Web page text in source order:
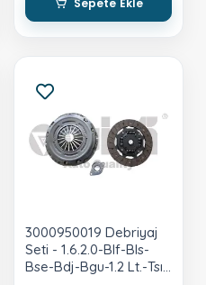
Sepete Ekle
3000950019 Debriyaj
Seti - 1.6.2.0-Blf-Bls-
Bse-Bdj-Bgu-1.2 Lt.-Tsı-